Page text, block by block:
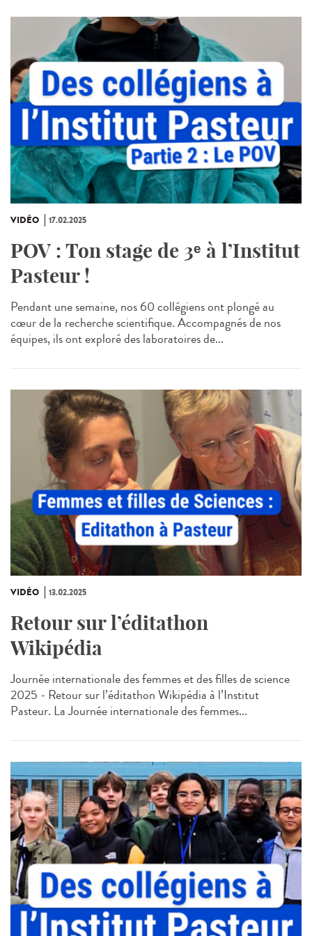
VIDÉO 17.02.2025
POV : Ton stage de 3ᵉ à l’Institut
Pasteur !
Pendant une semaine, nos 60 collégiens ont plongé au
cœur de la recherche scientifique. Accompagnés de nos
équipes, ils ont exploré des laboratoires de...
VIDÉO 13.02.2025
Retour sur l’éditathon
Wikipédia
Journée internationale des femmes et des filles de science
2025 - Retour sur l’éditathon Wikipédia à l’Institut
Pasteur. La Journée internationale des femmes...